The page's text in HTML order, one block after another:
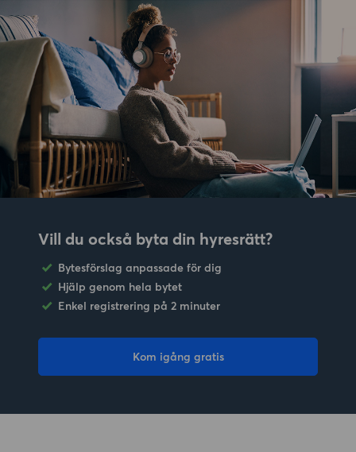
Vill du också byta din hyresrätt?
Bytesförslag anpassade för dig
Hjälp genom hela bytet
Enkel registrering på 2 minuter
Kom igång gratis